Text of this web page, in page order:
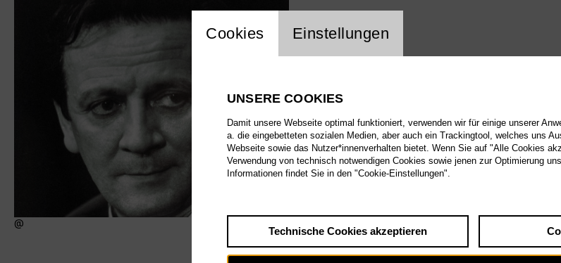
Einstellung Website Cookie
Cookies Einstellungen
UNSERE COOKIES
Damit unsere Webseite optimal funktioniert, verwenden wir für einige unserer
a. die eingebetteten sozialen Medien, aber auch ein Trackingtool, welches uns
Webseite sowie das Nutzer*innenverhalten bietet. Wenn Sie auf "Alle Cookies
Verwendung von technisch notwendigen Cookies sowie jenen zur Optimierung
Informationen findet Sie in den "Cookie-Einstellungen".
Technische Cookies akzeptieren